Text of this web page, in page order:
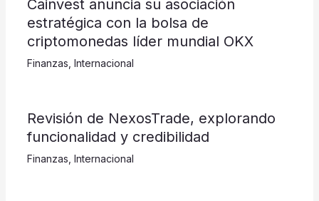
Cainvest anuncia su asociación
estratégica con la bolsa de
criptomonedas líder mundial OKX
Finanzas Internacional
Revisión de NexosTrade, explorando
funcionalidad y credibilidad
Finanzas Internacional